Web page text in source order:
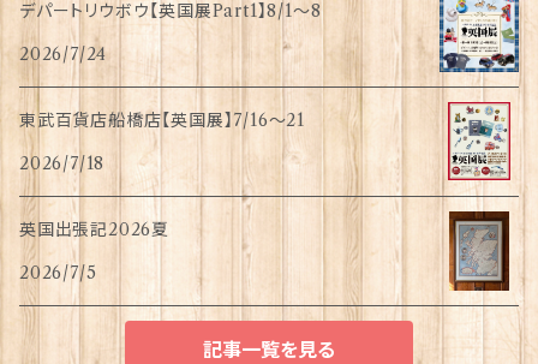
デパートリウボウ【英国展Part1】8/1〜8
2026/7/24
東武百貨店船橋店【英国展】7/16～21
2026/7/18
英国出張記2026夏
2026/7/5
記事一覧を見る